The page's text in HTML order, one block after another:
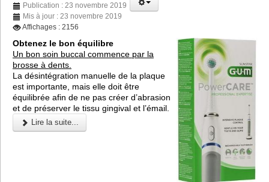
Publication : 23 novembre 2019
Mis à jour : 23 novembre 2019
Affichages : 2156
Obtenez le bon équilibre
Un bon soin buccal commence par la
brosse à dents.
La désintégration manuelle de la plaque
est importante, mais elle doit être
équilibrée afin de ne pas créer d’abrasion
et de préserver le tissu gingival et l’émail.
Lire la suite...